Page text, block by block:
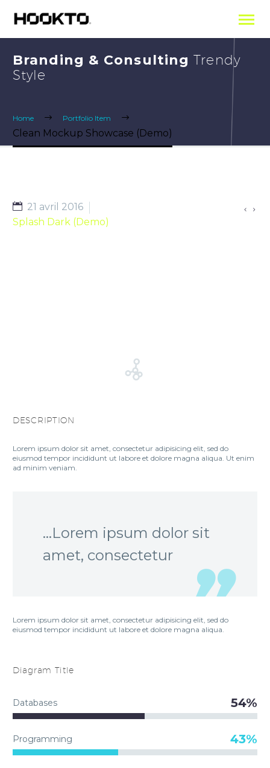
Branding & Consulting Trendy
Style
Home Portfolio Item
Clean Mockup Showcase (Demo)
 
21 avril 2016
Splash Dark (Demo)
DESCRIPTION
Lorem ipsum dolor sit amet, consectetur adipisicing elit, sed do
eiusmod tempor incididunt ut labore et dolore magna aliqua. Ut enim
ad minim veniam.
…Lorem ipsum dolor sit
amet, consectetur
Lorem ipsum dolor sit amet, consectetur adipisicing elit, sed do
eiusmod tempor incididunt ut labore et dolore magna aliqua.
Diagram Title
Databases 54%
Programming 43%